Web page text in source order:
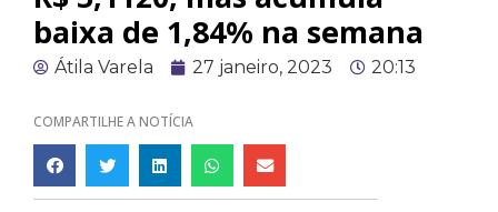
baixa de 1,84% na semana
Átila Varela 27 janeiro, 2023 20:13
COMPARTILHE A NOTÍCIA